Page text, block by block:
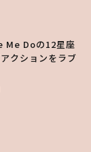
Me Doの12星座
クションをラブ
ンティックトラ
作コーデ4選
ム決定！ヘルシ
せ」トップス3